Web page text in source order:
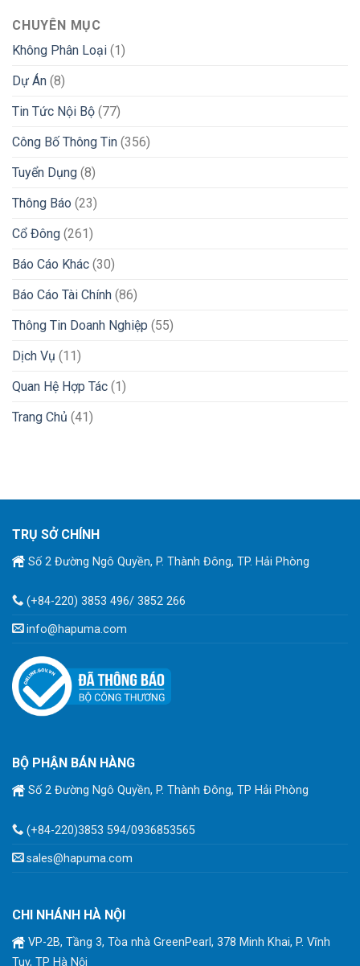
CHUYÊN MỤC
Không Phân Loại (1)
Dự Án (8)
Tin Tức Nội Bộ (77)
Công Bố Thông Tin (356)
Tuyển Dụng (8)
Thông Báo (23)
Cổ Đông (261)
Báo Cáo Khác (30)
Báo Cáo Tài Chính (86)
Thông Tin Doanh Nghiệp (55)
Dịch Vụ (11)
Quan Hệ Hợp Tác (1)
Trang Chủ (41)
TRỤ SỞ CHÍNH
Số 2 Đường Ngô Quyền, P. Thành Đông, TP. Hải Phòng
(+84-220) 3853 496/ 3852 266
info@hapuma.com
BỘ PHẬN BÁN HÀNG
Số 2 Đường Ngô Quyền, P. Thành Đông, TP Hải Phòng
(+84-220)3853 594/0936853565
sales@hapuma.com
CHI NHÁNH HÀ NỘI
VP-2B, Tầng 3, Tòa nhà GreenPearl, 378 Minh Khai, P. Vĩnh
Tuy, TP Hà Nội